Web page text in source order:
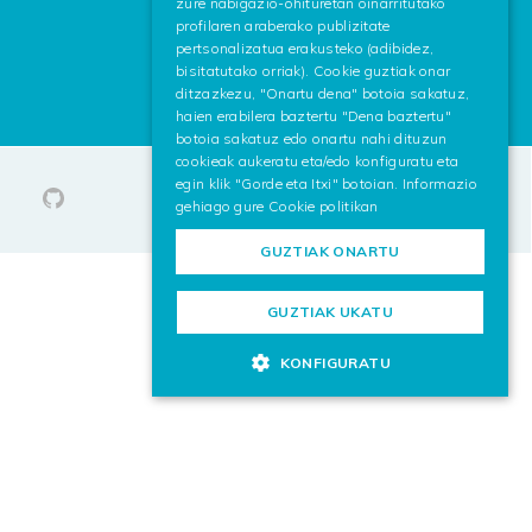
profilaren araberako publizitate
pertsonalizatua erakusteko (adibidez,
bisitatutako orriak). Cookie guztiak onar
ditzazkezu, "Onartu dena" botoia sakatuz,
haien erabilera baztertu "Dena baztertu"
botoia sakatuz edo onartu nahi dituzun
cookieak aukeratu eta/edo konfiguratu eta
egin klik "Gorde eta Itxi" botoian. Informazio
gehiago gure Cookie politikan
GUZTIAK ONARTU
GUZTIAK UKATU
KONFIGURATU